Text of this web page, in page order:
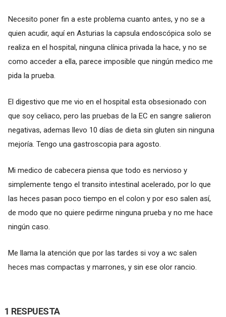
Necesito poner fin a este problema cuanto antes, y no se a
quien acudir, aquí en Asturias la capsula endoscópica solo se
realiza en el hospital, ninguna clínica privada la hace, y no se
como acceder a ella, parece imposible que ningún medico me
pida la prueba.
El digestivo que me vio en el hospital esta obsesionado con
que soy celiaco, pero las pruebas de la EC en sangre salieron
negativas, ademas llevo 10 días de dieta sin gluten sin ninguna
mejoría. Tengo una gastroscopia para agosto.
Mi medico de cabecera piensa que todo es nervioso y
simplemente tengo el transito intestinal acelerado, por lo que
las heces pasan poco tiempo en el colon y por eso salen así,
de modo que no quiere pedirme ninguna prueba y no me hace
ningún caso.
Me llama la atención que por las tardes si voy a wc salen
heces mas compactas y marrones, y sin ese olor rancio.
1 RESPUESTA